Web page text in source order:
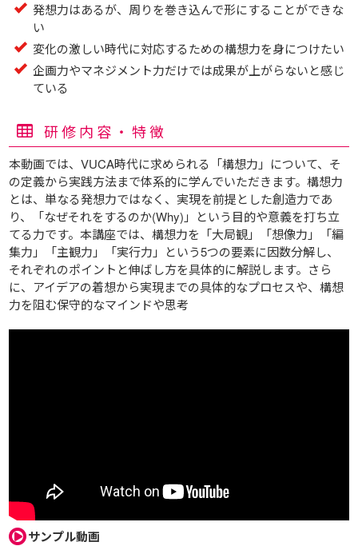
発想力はあるが、周りを巻き込んで形にすることができな
い
変化の激しい時代に対応するための構想力を身につけたい
企画力やマネジメント力だけでは成果が上がらないと感じ
ている
研修内容・特徴
サンプル動画
本動画では、VUCA時代に求められる「構想力」について、そ
の定義から実践方法まで体系的に学んでいただきます。構想力
とは、単なる発想力ではなく、実現を前提とした創造力であ
り、「なぜそれをするのか(Why)」という目的や意義を打ち立
てる力です。本講座では、構想力を「大局観」「想像力」「編
集力」「主観力」「実行力」という5つの要素に因数分解し、
それぞれのポイントと伸ばし方を具体的に解説します。さら
に、アイデアの着想から実現までの具体的なプロセスや、構想
力を阻む保守的なマインドや思考